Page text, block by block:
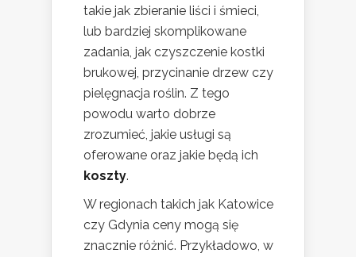
takie jak zbieranie liści i śmieci,
lub bardziej skomplikowane
zadania, jak czyszczenie kostki
brukowej, przycinanie drzew czy
pielęgnacja roślin. Z tego
powodu warto dobrze
zrozumieć, jakie usługi są
oferowane oraz jakie będą ich
koszty.
W regionach takich jak Katowice
czy Gdynia ceny mogą się
znacznie różnić. Przykładowo, w